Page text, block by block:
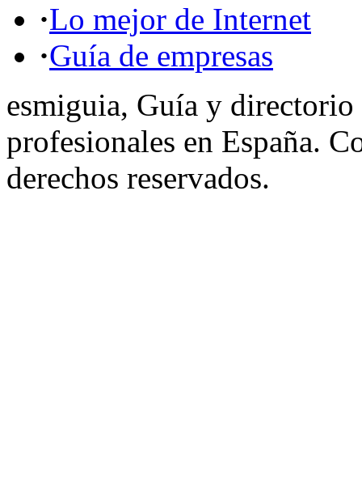
·Lo mejor de Internet
·Guía de empresas
esmiguia, Guía y directorio
profesionales en España.
derechos reservados.